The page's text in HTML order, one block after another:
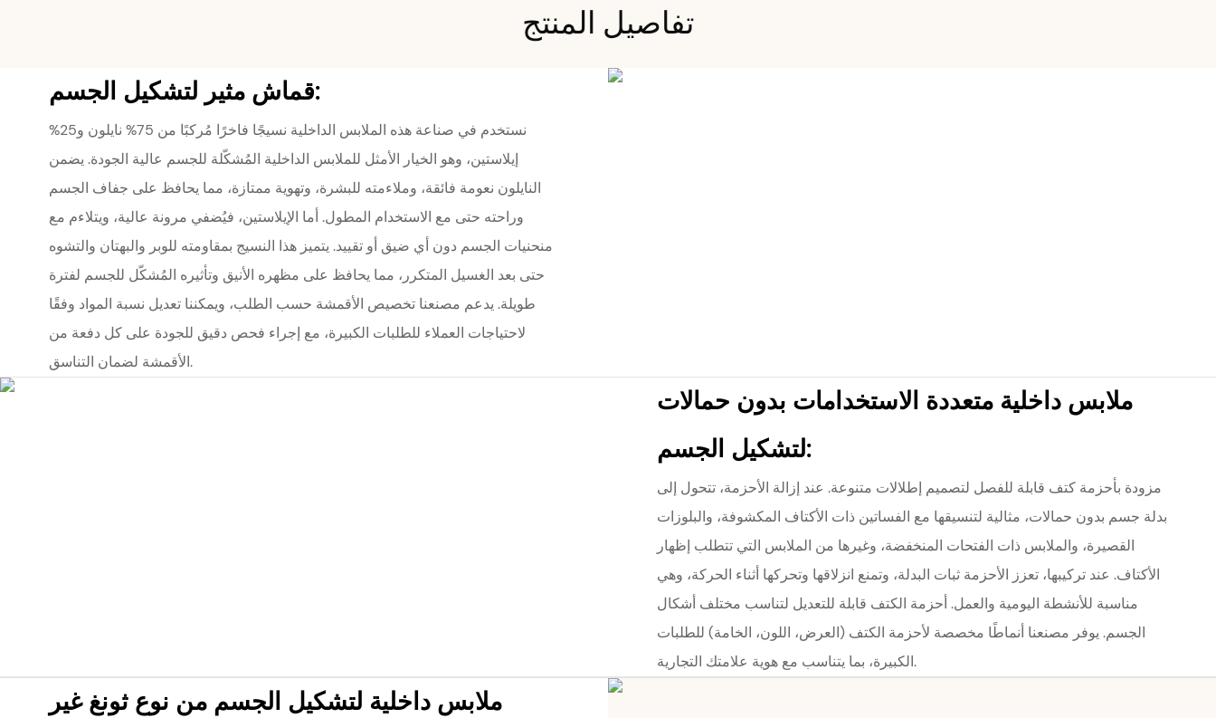
تفاصيل المنتج
قماش مثير لتشكيل الجسم:
نستخدم في صناعة هذه الملابس الداخلية نسيجًا فاخرًا مُركبًا من 75% نايلون و25%
إيلاستين، وهو الخيار الأمثل للملابس الداخلية المُشكّلة للجسم عالية الجودة. يضمن
النايلون نعومة فائقة، وملاءمته للبشرة، وتهوية ممتازة، مما يحافظ على جفاف الجسم
وراحته حتى مع الاستخدام المطول. أما الإيلاستين، فيُضفي مرونة عالية، ويتلاءم مع
منحنيات الجسم دون أي ضيق أو تقييد. يتميز هذا النسيج بمقاومته للوبر والبهتان والتشوه
حتى بعد الغسيل المتكرر، مما يحافظ على مظهره الأنيق وتأثيره المُشكّل للجسم لفترة
طويلة. يدعم مصنعنا تخصيص الأقمشة حسب الطلب، ويمكننا تعديل نسبة المواد وفقًا
لاحتياجات العملاء للطلبات الكبيرة، مع إجراء فحص دقيق للجودة على كل دفعة من
الأقمشة لضمان التناسق.
ملابس داخلية متعددة الاستخدامات بدون حمالات
لتشكيل الجسم:
مزودة بأحزمة كتف قابلة للفصل لتصميم إطلالات متنوعة. عند إزالة الأحزمة، تتحول إلى
بدلة جسم بدون حمالات، مثالية لتنسيقها مع الفساتين ذات الأكتاف المكشوفة، والبلوزات
القصيرة، والملابس ذات الفتحات المنخفضة، وغيرها من الملابس التي تتطلب إظهار
الأكتاف. عند تركيبها، تعزز الأحزمة ثبات البدلة، وتمنع انزلاقها وتحركها أثناء الحركة، وهي
مناسبة للأنشطة اليومية والعمل. أحزمة الكتف قابلة للتعديل لتناسب مختلف أشكال
الجسم. يوفر مصنعنا أنماطًا مخصصة لأحزمة الكتف (العرض، اللون، الخامة) للطلبات
الكبيرة، بما يتناسب مع هوية علامتك التجارية.
ملابس داخلية لتشكيل الجسم من نوع ثونغ غير